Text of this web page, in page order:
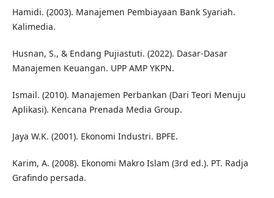
Hamidi. (2003). Manajemen Pembiayaan Bank Syariah.
Kalimedia.
Husnan, S., & Endang Pujiastuti. (2022). Dasar-Dasar
Manajemen Keuangan. UPP AMP YKPN.
Ismail. (2010). Manajemen Perbankan (Dari Teori Menuju
Aplikasi). Kencana Prenada Media Group.
Jaya W.K. (2001). Ekonomi Industri. BPFE.
Karim, A. (2008). Ekonomi Makro Islam (3rd ed.). PT. Radja
Grafindo persada.